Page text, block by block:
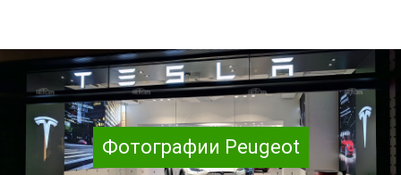
Фотографии Peugeot